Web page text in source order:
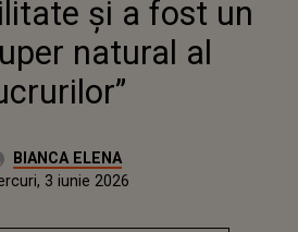
și a fost un
natural al
BIANCA ELENA
3 iunie 2026